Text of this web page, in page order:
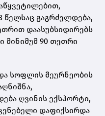
წელსაც გაგრძელდება,
დაასუბსიდირებს
მინიმუმ 90 თეთრი
სოფლის მეურნეობის
ღვინის ექსპორტი,
დაფიქსირდა